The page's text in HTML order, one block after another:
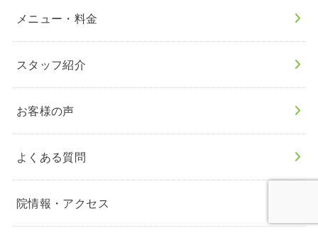
メニュー・料金
スタッフ紹介
お客様の声
よくある質問
院情報・アクセス